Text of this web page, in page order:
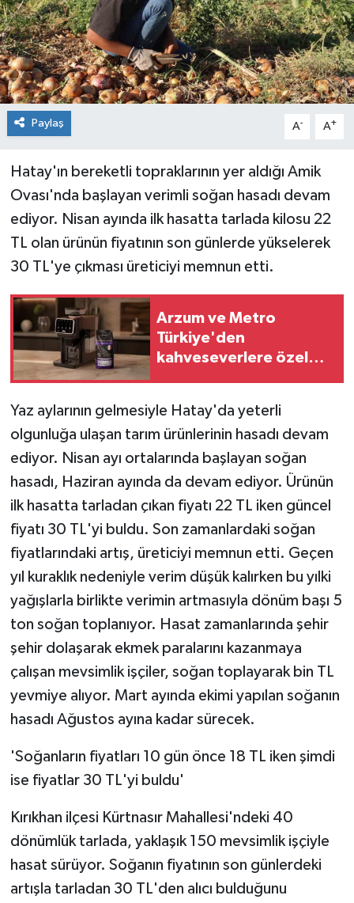
Paylaş A- A+
Hatay'ın bereketli topraklarının yer aldığı Amik
Ovası'nda başlayan verimli soğan hasadı devam
ediyor. Nisan ayında ilk hasatta tarlada kilosu 22
TL olan ürünün fiyatının son günlerde yükselerek
30 TL'ye çıkması üreticiyi memnun etti.
Arzum ve Metro
Türkiye'den
kahveseverlere özel
Yaz aylarının gelmesiyle Hatay'da yeterli
olgunluğa ulaşan tarım ürünlerinin hasadı devam
ediyor. Nisan ayı ortalarında başlayan soğan
hasadı, Haziran ayında da devam ediyor. Ürünün
ilk hasatta tarladan çıkan fiyatı 22 TL iken güncel
fiyatı 30 TL'yi buldu. Son zamanlardaki soğan
fiyatlarındaki artış, üreticiyi memnun etti. Geçen
yıl kuraklık nedeniyle verim düşük kalırken bu yılki
yağışlarla birlikte verimin artmasıyla dönüm başı 5
ton soğan toplanıyor. Hasat zamanlarında şehir
şehir dolaşarak ekmek paralarını kazanmaya
çalışan mevsimlik işçiler, soğan toplayarak bin TL
yevmiye alıyor. Mart ayında ekimi yapılan soğanın
hasadı Ağustos ayına kadar sürecek.
'Soğanların fiyatları 10 gün önce 18 TL iken şimdi
ise fiyatlar 30 TL'yi buldu'
Kırıkhan ilçesi Kürtnasır Mahallesi'ndeki 40
dönümlük tarlada, yaklaşık 150 mevsimlik işçiyle
hasat sürüyor. Soğanın fiyatının son günlerdeki
artışla tarladan 30 TL'den alıcı bulduğunu